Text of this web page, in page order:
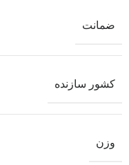
ضمانت
کشور سازنده
وزن